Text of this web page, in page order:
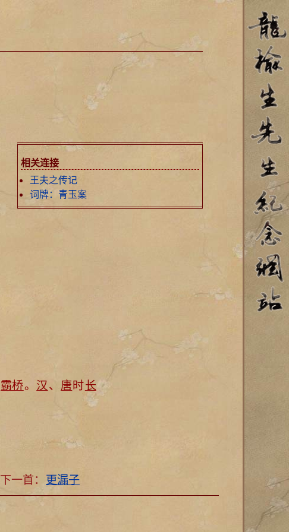
相关连接
王夫之传记
词牌：青玉案
霸桥。 汉、 唐 时长
下一首： 更漏子